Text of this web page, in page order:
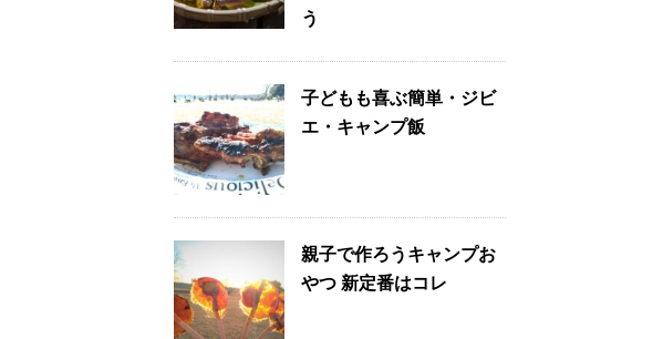
う
子どもも喜ぶ簡単・ジビ
エ・キャンプ飯
親子で作ろうキャンプお
やつ 新定番はコレ